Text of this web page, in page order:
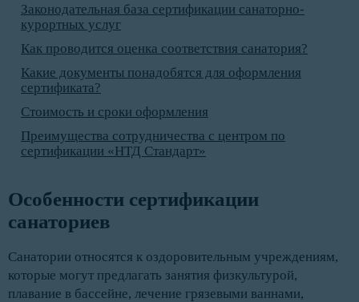
Законодательная база сертификации санаторно-
курортных услуг
Как проводится оценка соответствия санатория?
Какие документы понадобятся для оформления
сертификата?
Стоимость и сроки оформления
Преимущества сотрудничества с центром по
сертификации «НТД Стандарт»
Особенности сертификации
санаториев
Санатории относятся к оздоровительным учреждениям,
которые могут предлагать занятия физкультурой,
плавание в бассейне, лечение грязевыми ваннами,